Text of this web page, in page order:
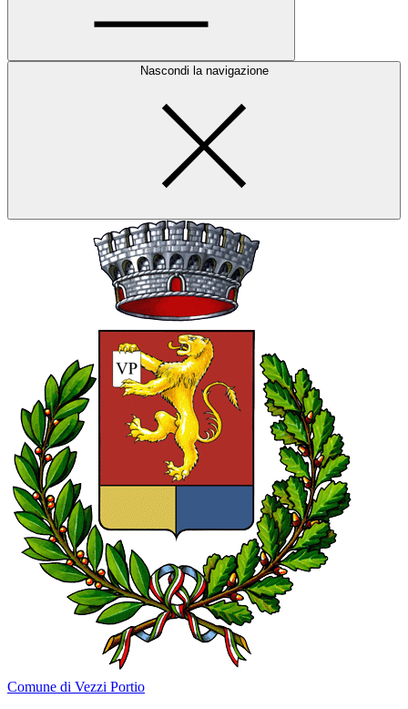
Nascondi la navigazione
Comune di Vezzi Portio